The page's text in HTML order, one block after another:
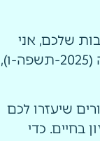
שלכם, אני
מתחיל עבוד על היומן של השנה הבאה (2025-תשפה-ו),
שיעזרו לכם
בחיים. כדי